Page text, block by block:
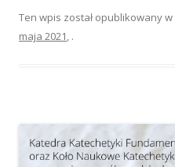
Ten wpis został opublikowany w
maja 2021, .